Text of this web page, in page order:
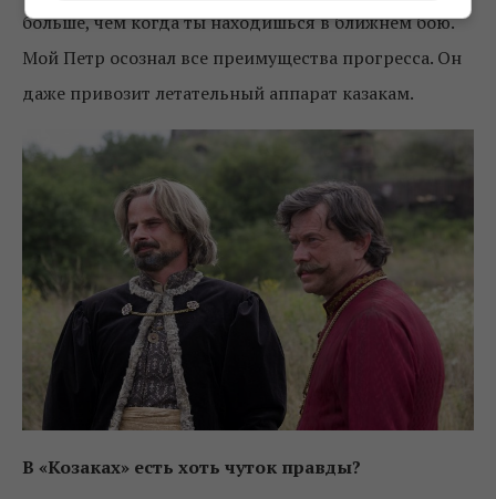
больше, чем когда ты находишься в ближнем бою.
Мой Петр осознал все преимущества прогресса. Он
даже привозит летательный аппарат казакам.
В «Козаках» есть хоть чуток правды?